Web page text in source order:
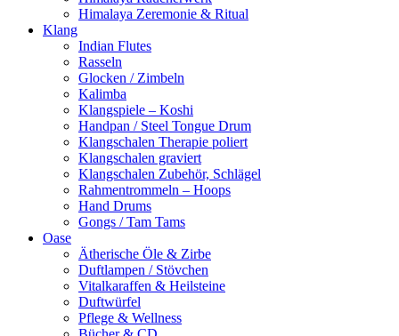
Himalaya Zeremonie & Ritual
Klang
Indian Flutes
Rasseln
Glocken / Zimbeln
Kalimba
Klangspiele – Koshi
Handpan / Steel Tongue Drum
Klangschalen Therapie poliert
Klangschalen graviert
Klangschalen Zubehör, Schlägel
Rahmentrommeln – Hoops
Hand Drums
Gongs / Tam Tams
Oase
Ätherische Öle & Zirbe
Duftlampen / Stövchen
Vitalkaraffen & Heilsteine
Duftwürfel
Pflege & Wellness